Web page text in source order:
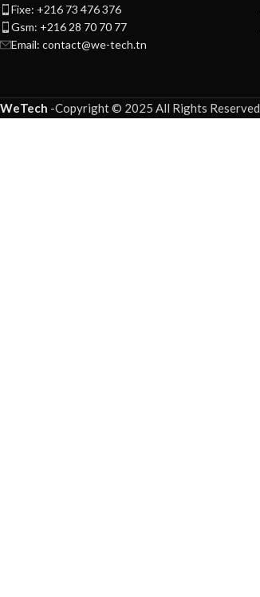
Fixe: +216 73 476 376
Gsm: +216 28 70 70 77
Email: contact@we-tech.tn
WeTech -Copyright © 2025 All Rights Reserved